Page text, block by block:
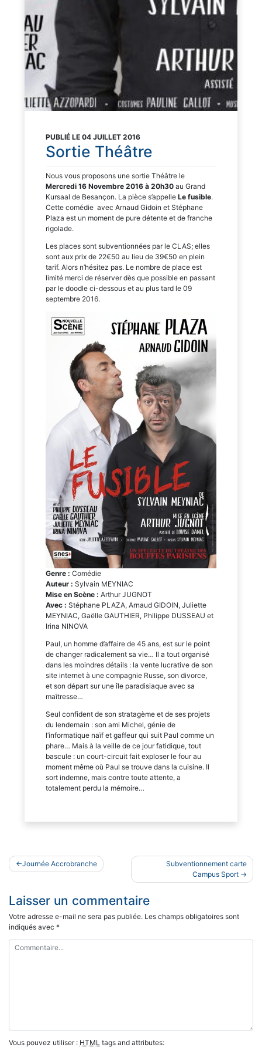
PUBLIÉ LE 04 JUILLET 2016
Sortie Théâtre
Nous vous proposons une sortie Théâtre le
Mercredi 16 Novembre 2016 à 20h30 au Grand
Kursaal de Besançon. La pièce s’appelle Le fusible.
Cette comédie avec Arnaud Gidoin et Stéphane
Plaza est un moment de pure détente et de franche
rigolade.
Les places sont subventionnées par le CLAS; elles
sont aux prix de 22€50 au lieu de 39€50 en plein
tarif. Alors n’hésitez pas. Le nombre de place est
limité merci de réserver dès que possible en passant
par le doodle ci-dessous et au plus tard le 09
septembre 2016.
Genre : Comédie
Auteur : Sylvain MEYNIAC
Mise en Scène : Arthur JUGNOT
Avec : Stéphane PLAZA, Arnaud GIDOIN, Juliette
MEYNIAC, Gaëlle GAUTHIER, Philippe DUSSEAU et
Irina NINOVA
Paul, un homme d’affaire de 45 ans, est sur le point
de changer radicalement sa vie… Il a tout organisé
dans les moindres détails : la vente lucrative de son
site internet à une compagnie Russe, son divorce,
et son départ sur une île paradisiaque avec sa
maîtresse…
Seul confident de son stratagème et de ses projets
du lendemain : son ami Michel, génie de
l’informatique naïf et gaffeur qui suit Paul comme un
phare… Mais à la veille de ce jour fatidique, tout
bascule : un court-circuit fait exploser le four au
moment même où Paul se trouve dans la cuisine. Il
sort indemne, mais contre toute attente, a
totalement perdu la mémoire…
Navigation
de
l’article
Journée Accrobranche
Subventionnement carte
Campus Sport
Laisser un commentaire
Votre adresse e-mail ne sera pas publiée. Les champs obligatoires sont
indiqués avec *
Vous pouvez utiliser : HTML tags and attributes: